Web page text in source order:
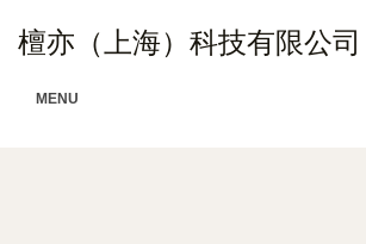
檀亦（上海）科技有限公司
MENU